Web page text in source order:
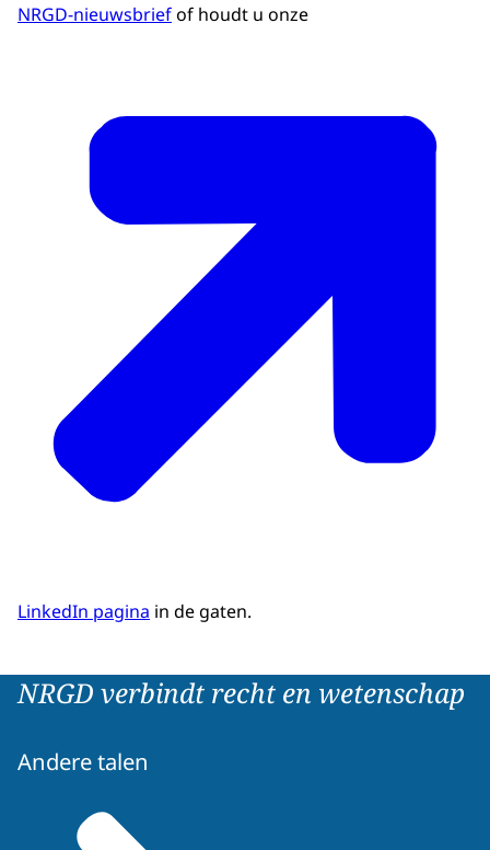
NRGD-nieuwsbriefof houdt u onze
LinkedIn pagina in de gaten.
NRGD verbindt recht en wetenschap
Andere talen